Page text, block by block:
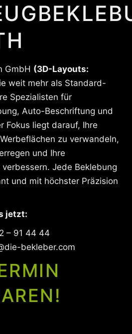
GmbH (3D-Layouts:
weit mehr als Standard-
Spezialisten für
Auto-Beschriftung und
Fokus liegt darauf, Ihre
zu verwandeln,
und Ihre
Jede Beklebung
und mit höchster Präzision
jetzt:
– 91 44 44
bekleber.com